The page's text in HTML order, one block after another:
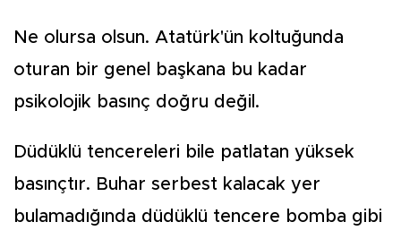
Ne olursa olsun. Atatürk'ün koltuğunda
oturan bir genel başkana bu kadar
psikolojik basınç doğru değil.
Düdüklü tencereleri bile patlatan yüksek
basınçtır. Buhar serbest kalacak yer
bulamadığında düdüklü tencere bomba gibi